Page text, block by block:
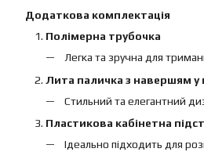
Додаткова комплектація
Полімерна трубочка
Легка та зручна для
Лита паличка з навершям у
Стильний та елегантний
Пластикова кабінетна
Ідеально підходить для